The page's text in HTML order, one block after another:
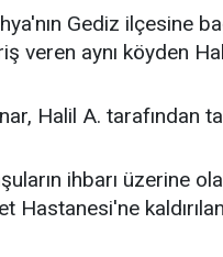
Gediz ilçesine
veren aynı köyden
Halil A. tarafından
ihbarı üzerine
Hastanesi'ne